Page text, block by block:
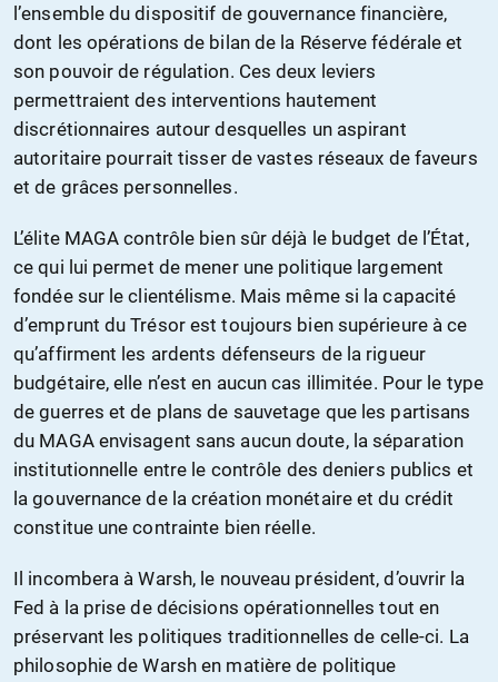
l’ensemble du dispositif de gouvernance financière,
dont les opérations de bilan de la Réserve fédérale et
son pouvoir de régulation. Ces deux leviers
permettraient des interventions hautement
discrétionnaires autour desquelles un aspirant
autoritaire pourrait tisser de vastes réseaux de faveurs
et de grâces personnelles.
L’élite MAGA contrôle bien sûr déjà le budget de l’État,
ce qui lui permet de mener une politique largement
fondée sur le clientélisme. Mais même si la capacité
d’emprunt du Trésor est toujours bien supérieure à ce
qu’affirment les ardents défenseurs de la rigueur
budgétaire, elle n’est en aucun cas illimitée. Pour le type
de guerres et de plans de sauvetage que les partisans
du MAGA envisagent sans aucun doute, la séparation
institutionnelle entre le contrôle des deniers publics et
la gouvernance de la création monétaire et du crédit
constitue une contrainte bien réelle.
Il incombera à Warsh, le nouveau président, d’ouvrir la
Fed à la prise de décisions opérationnelles tout en
préservant les politiques traditionnelles de celle-ci. La
philosophie de Warsh en matière de politique